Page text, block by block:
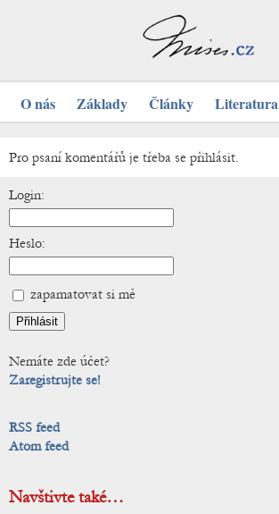
O nás Základy Články Literatura
Pro psaní komentářů je třeba se přihlásit.
Login:
Heslo:
zapamatovat si mě
Nemáte zde účet?
Zaregistrujte se!
RSS feed
Atom feed
Navštivte také…